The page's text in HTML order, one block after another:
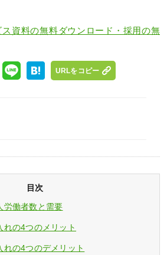
資料の無料ダウンロード・採用の無
URLをコピー
目次
労働者数と需要
の4つのメリット
の4つのデメリット